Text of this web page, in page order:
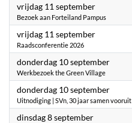
vrijdag 11 september2026
Bezoek aan Forteiland Pampus
vrijdag 11 september2026
Raadsconferentie 2026
donderdag 10 september2026
Werkbezoek the Green Village
donderdag 10 september2026
Uitnodiging | SVn, 30 jaar samen vooruit
dinsdag 8 september2026